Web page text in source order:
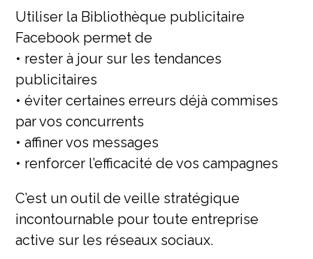
Utiliser la Bibliothèque publicitaire
Facebook permet de
• rester à jour sur les tendances
publicitaires
• éviter certaines erreurs déjà commises
par vos concurrents
• affiner vos messages
• renforcer l’efficacité de vos campagnes
C’est un outil de veille stratégique
incontournable pour toute entreprise
active sur les réseaux sociaux.